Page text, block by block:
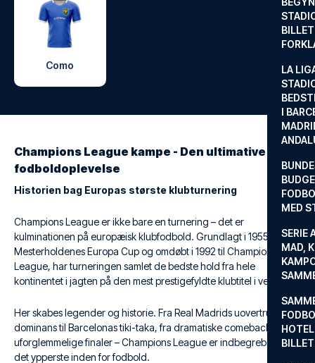
LA
I
MED
SERIE
MAD,
Como
Champions League kampe - Den ultimative
fodboldoplevelse
Historien bag Europas største klubturnering
Champions League er ikke bare en turnering – det er
kulminationen på europæisk klubfodbold. Grundlagt i 1955 som
Mesterholdenes Europa Cup og omdøbt i 1992 til Champions
League, har turneringen samlet de bedste hold fra hele
kontinentet i jagten på den mest prestigefyldte klubtitel i verden.
Her skabes legender og historie. Fra Real Madrids uovertrufne
dominans til Barcelonas tiki-taka, fra dramatiske comebacks til
uforglemmelige finaler – Champions League er indbegrebet af
det ypperste inden for fodbold.